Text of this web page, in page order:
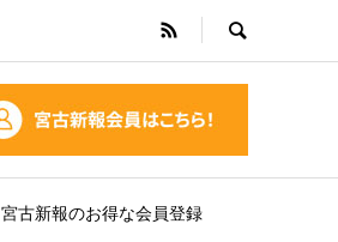
宮古新報のお得な会員登録